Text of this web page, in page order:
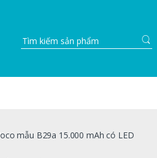
mẫu B29a 15.000 mAh có LED